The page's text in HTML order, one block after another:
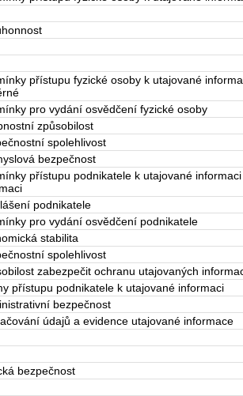
přístupu fyzické osoby k utajované
pro vydání osvědčení fyzické osoby
způsobilost
spolehlivost
bezpečnost
přístupu podnikatele k utajované
podnikatele
pro vydání osvědčení podnikatele
stabilita
spolehlivost
zabezpečit ochranu utajovaných
přístupu podnikatele k utajované informaci
bezpečnost
údajů a evidence utajované informace
bezpečnost
"náhradě
škod"